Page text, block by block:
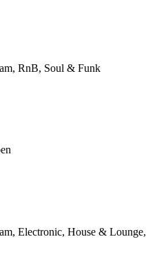
RnB, Soul & Funk
Electronic, House & Lounge,